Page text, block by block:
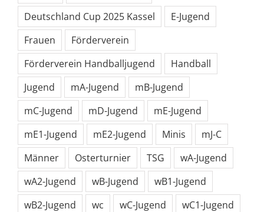
Deutschland Cup 2025 Kassel
E-Jugend
Frauen
Förderverein
Förderverein Handballjugend
Handball
Jugend
mA-Jugend
mB-Jugend
mC-Jugend
mD-Jugend
mE-Jugend
mE1-Jugend
mE2-Jugend Minis
mJ-C
Männer
Osterturnier TSG
wA-Jugend
wA2-Jugend
wB-Jugend
wB1-Jugend
wB2-Jugend
wc wC-Jugend
wC1-Jugend